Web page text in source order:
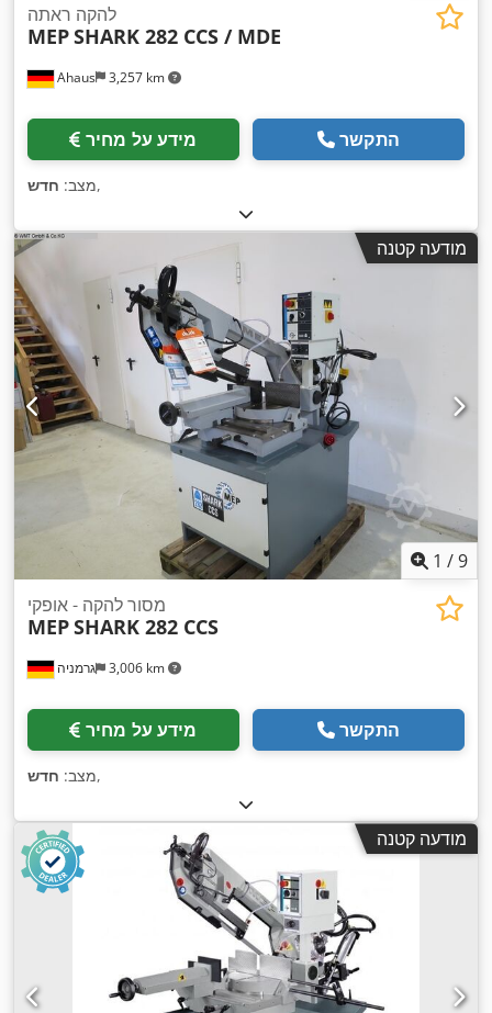
Ahaus 3,257 km
להקה ראתה
MEPSHARK 282 CCS / MDE
מידע על מחיר התקשר
מצב: חדש ,
מודעה קטנה
1 /9
גרמניה 3,006 km
מסור להקה - אופקי
MEPSHARK 282 CCS
מידע על מחיר התקשר
מצב: חדש ,
מודעה קטנה